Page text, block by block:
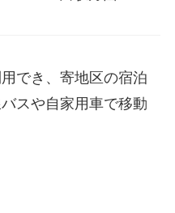
でき、寄地区の宿泊
スや自家用車で移動